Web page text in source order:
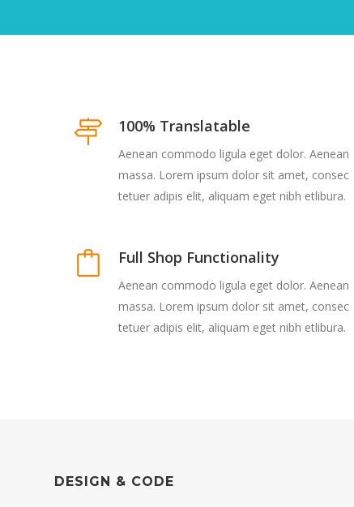
100% Translatable
Aenean commodo ligula eget dolor. Aenean
massa. Lorem ipsum dolor sit amet, consec
tetuer adipis elit, aliquam eget nibh etlibura.
Full Shop Functionality
Aenean commodo ligula eget dolor. Aenean
massa. Lorem ipsum dolor sit amet, consec
tetuer adipis elit, aliquam eget nibh etlibura.
DESIGN & CODE